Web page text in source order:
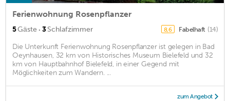
Ferienwohnung Rosenpflanzer
5Gäste · 3Schlafzimmer 8,6 Fabelhaft (14)
Die Unterkunft Ferienwohnung Rosenpflanzer ist gelegen in Bad
Oeynhausen, 32 km von Historisches Museum Bielefeld und 32
km von Hauptbahnhof Bielefeld, in einer Gegend mit
Möglichkeiten zum Wandern. ...
zum Angebot